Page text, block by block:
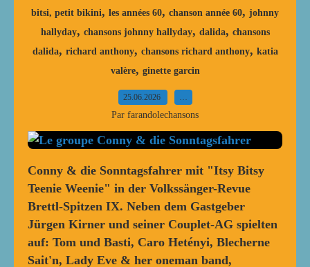
bitsi, petit bikini, les années 60, chanson année 60, johnny
hallyday, chansons johnny hallyday, dalida, chansons
dalida, richard anthony, chansons richard anthony, katia
valère, ginette garcin
25.06.2026 …
Par farandolechansons
Conny & die Sonntagsfahrer mit "Itsy Bitsy
Teenie Weenie" in der Volkssänger-Revue
Brettl-Spitzen IX. Neben dem Gastgeber
Jürgen Kirner und seiner Couplet-AG spielten
auf: Tom und Basti, Caro Hetényi, Blecherne
Sait'n, Lady Eve & her oneman band,